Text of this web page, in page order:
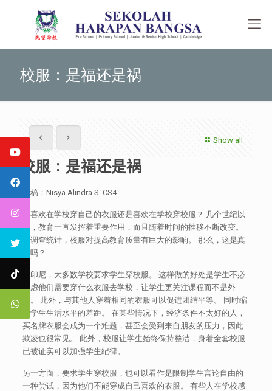
校服：是福还是祸
Show all
校服：是福还是祸
供稿：Nisya Alindra S. CS4
你喜欢在学校穿自己的衣服还是喜欢在学校穿校服？ 几个世纪以
来，教育一直发挥着重要作用，而且随着时间的推移不断改变。
据调查统计，校服对提高教育质量有巨大的影响。 那么，这是真
的吗？
在印尼，大多数学校要求学生穿校服。 这样做的好处是学生不必
考虑他们需要穿什么衣服去学校，让学生更关注课程而不是外
表。 此外，与其他人穿着相同的衣服可以促进团结平等。 同时缩
小学生生活水平的差距。 在某些情况下，经济条件不太好的人，
买名牌衣服会成为一个难题，甚至会受到来自朋友的压力，因此
欺凌也很常见。 此外，校服让学生始终保持整洁，身着全套校服
已被证实可以加强学生纪律。
另一方面，要求学生穿校服，也可以看作是限制学生言论自由的
一种尝试，因为他们不能穿成自己喜欢的衣服。 有些人在学校感